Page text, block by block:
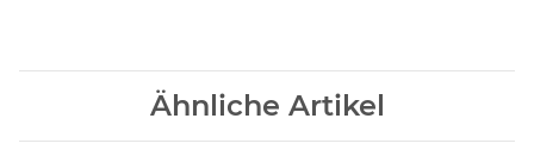
Ähnliche Artikel